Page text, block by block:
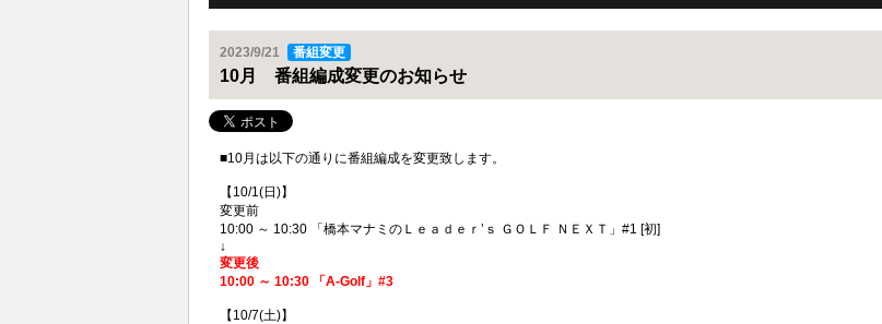
2023/9/21 番組変更
10月 番組編成変更のお知らせ
■10月は以下の通りに番組編成を変更致します。
【10/1(日)】
変更前
10:00 ～ 10:30 「橋本マナミのＬｅａｄｅｒ’ｓ ＧＯＬＦ ＮＥＸＴ」#1 [初]
↓
変更後
10:00 ～ 10:30 「A-Golf」#3
【10/7(土)】